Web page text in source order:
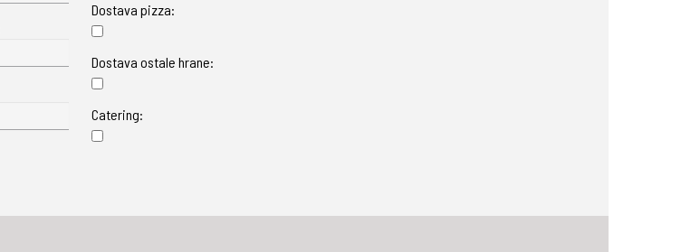
Dostava pizza:
Dostava ostale hrane:
Catering: